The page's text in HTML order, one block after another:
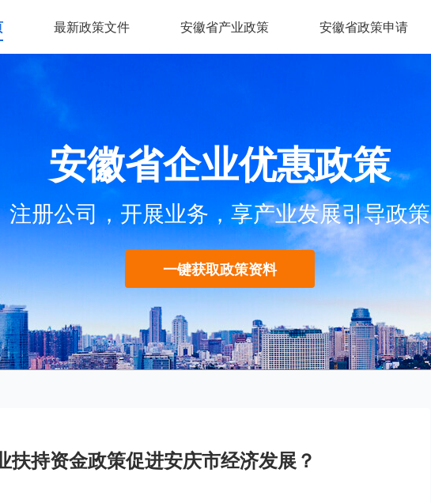
最新政策文件 安徽省产业政策 安徽省政策申请
安徽省企业优惠政策
注册公司，开展业务，享产业发展引导政策
一键获取政策资料
扶持资金政策促进安庆市经济发展？